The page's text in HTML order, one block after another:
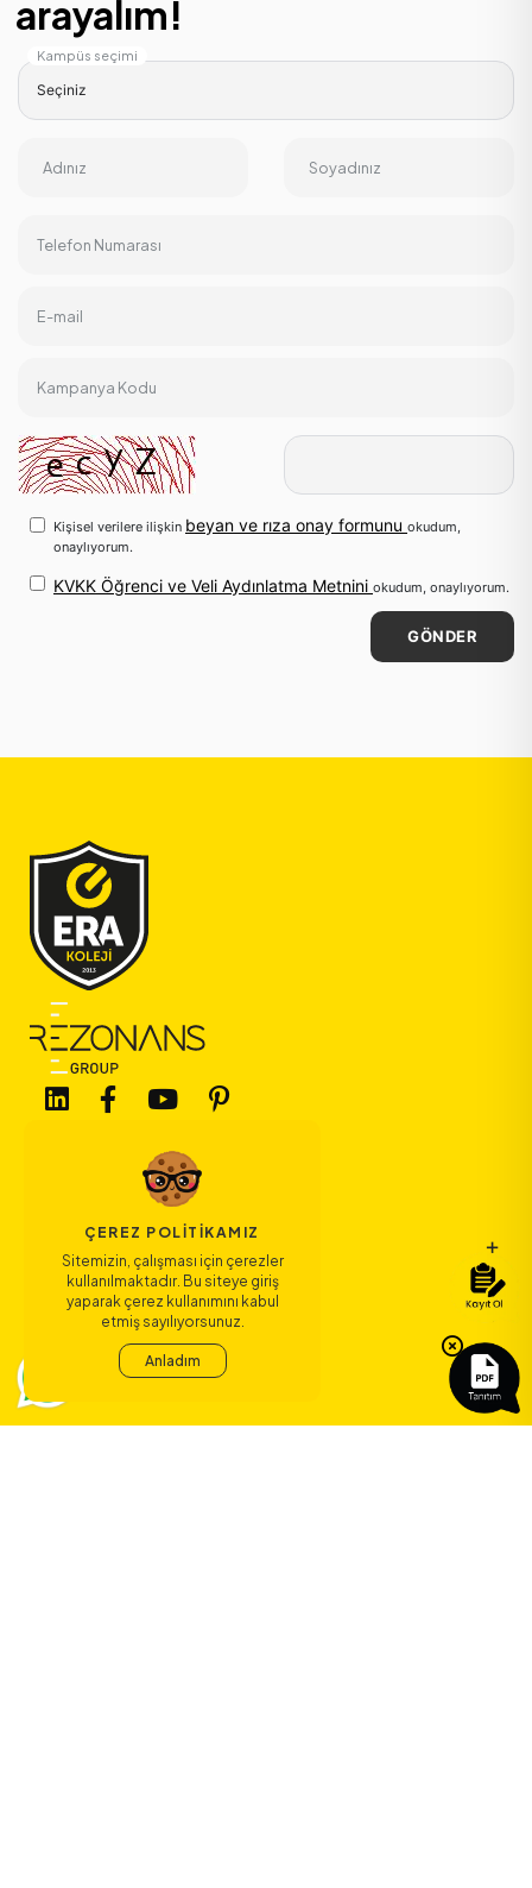
arayalım!
Kampüs seçimi
Adınız Soyadınız
Telefon Numarası
E-mail
Kampanya Kodu
Kişisel verilere ilişkin beyan ve rıza onay formunu okudum,
onaylıyorum.
KVKK Öğrenci ve Veli Aydınlatma Metnini okudum, onaylıyorum.
GÖNDER
Bize Ulaşın
Bağlantılar
ÇEREZ POLITIKAMIZ
Sitemizin, çalışması için çerezler
kullanılmaktadır. Bu siteye giriş
yaparak çerez kullanımını kabul
etmiş sayılıyorsunuz.
Anladım